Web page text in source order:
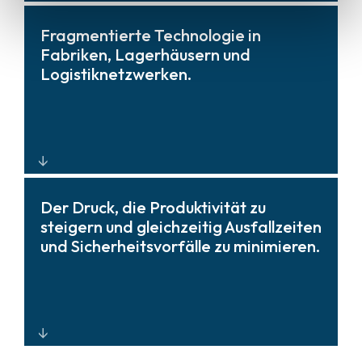
Robuste Systeme in Industriequalität,
die so konstruiert sind, dass sie
Vibrationen, Staub und Chemikalien
standhalten und so die
Fragmentierte Technologie in
Fabriken, Lagerhäusern und
Logistiknetzwerken.
Zentralisierte Transparenz und
Kontrolle durch offene
Architekturplattformen, die
Der Druck, die Produktivität zu
steigern und gleichzeitig Ausfallzeiten
und Sicherheitsvorfälle zu minimieren.